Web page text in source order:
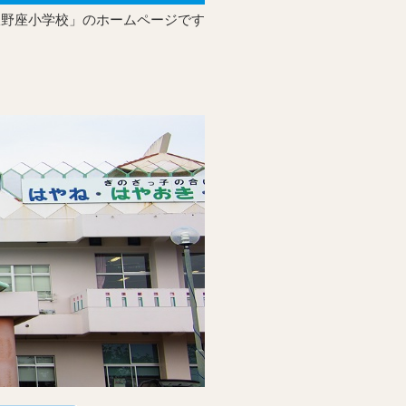
座小学校」のホームページです